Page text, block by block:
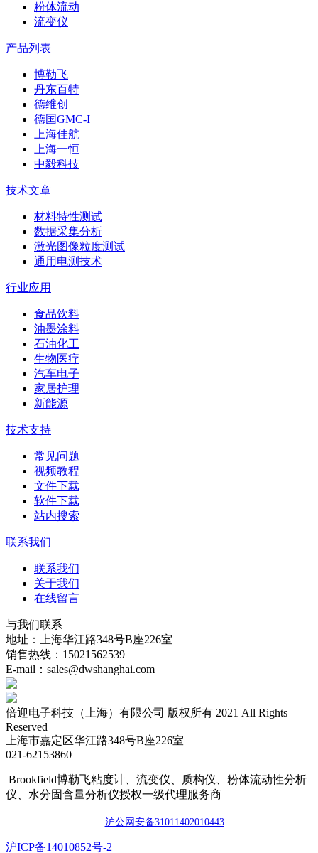
粉体流动
流变仪
产品列表
博勒飞
丹东百特
德维创
德国GMC-I
上海佳航
上海一恒
中毅科技
技术文章
材料特性测试
数据采集分析
激光图像粒度测试
通用电测技术
行业应用
食品饮料
油墨涂料
石油化工
生物医疗
汽车电子
家居护理
新能源
技术支持
常见问题
视频教程
文件下载
软件下载
站内搜索
联系我们
联系我们
关于我们
在线留言
与我们联系
地址：上海华江路348号B座226室
销售热线：15021562539
E-mail：sales@dwshanghai.com
倍迎电子科技（上海）有限公司 版权所有 2021 All Rights
Reserved
上海市嘉定区华江路348号B座226室
021-62153860
Brookfield博勒飞粘度计、流变仪、质构仪、粉体流动性分析
仪、水分固含量分析仪授权一级代理服务商
沪公网安备31011402010443
​沪ICP备14010852号-2